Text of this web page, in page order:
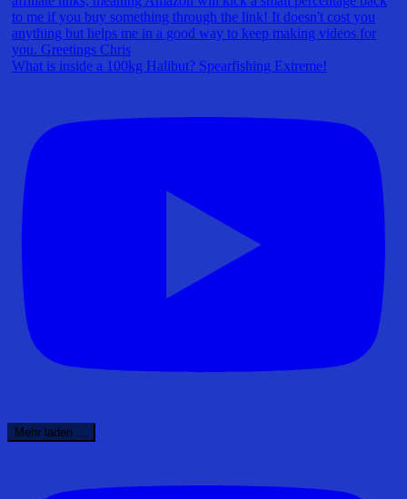
What is inside a 100kg Halibut? Spearfishing Extreme!
Mehr laden …